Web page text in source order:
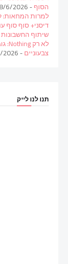
הסוף- 8/6/2026
למרות המחאות:
דיסני+ סוף
שיתוף
צבעוניים- 8/6/2026
תנו לנו לייק